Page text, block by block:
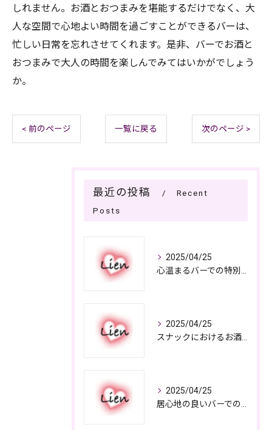
しれません。お酒とおつまみを堪能するだけでなく、大
人な空間で心地よい時間を過ごすことができるバーは、
忙しい日常を忘れさせてくれます。是非、バーでお酒と
おつまみで大人の時間を楽しんでみてはいかがでしょう
か。
< 前のページ 一覧に戻る 次のページ >
最近の投稿
Recent
Posts
2025/04/25
2025/04/25
2025/04/25